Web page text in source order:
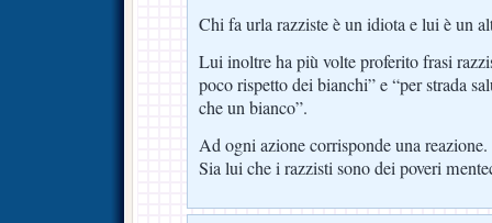
Chi fa urla razziste è un idiota e lui è un
Lui inoltre ha più volte proferito frasi
poco rispetto dei bianchi” e “per strada
che un bianco”.
Ad ogni azione corrisponde una reazione.
Sia lui che i razzisti sono dei poveri